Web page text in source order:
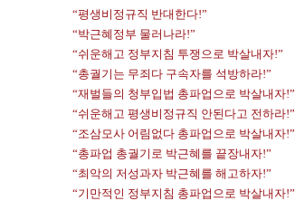
“평생비정규직 반대한다!”
“박근혜정부 물러나라!”
“쉬운해고 정부지침 투쟁으로 박살내자!”
“총궐기는 무죄다 구속자를 석방하라!”
“재벌들의 청부입법 총파업으로 박살내자!”
“쉬운해고 평생비정규직 안된다고 전하라!”
“조삼모사 어림없다 총파업으로 박살내자!”
“총파업 총궐기로 박근혜를 끝장내자!”
“최악의 저성과자 박근혜를 해고하자!”
“기만적인 정부지침 총파업으로 박살내자!”